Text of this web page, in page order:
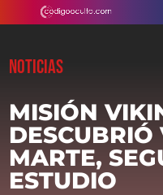
NOTICIAS
MISIÓN
DESCUBRIÓ
MARTE,
ESTUDIO